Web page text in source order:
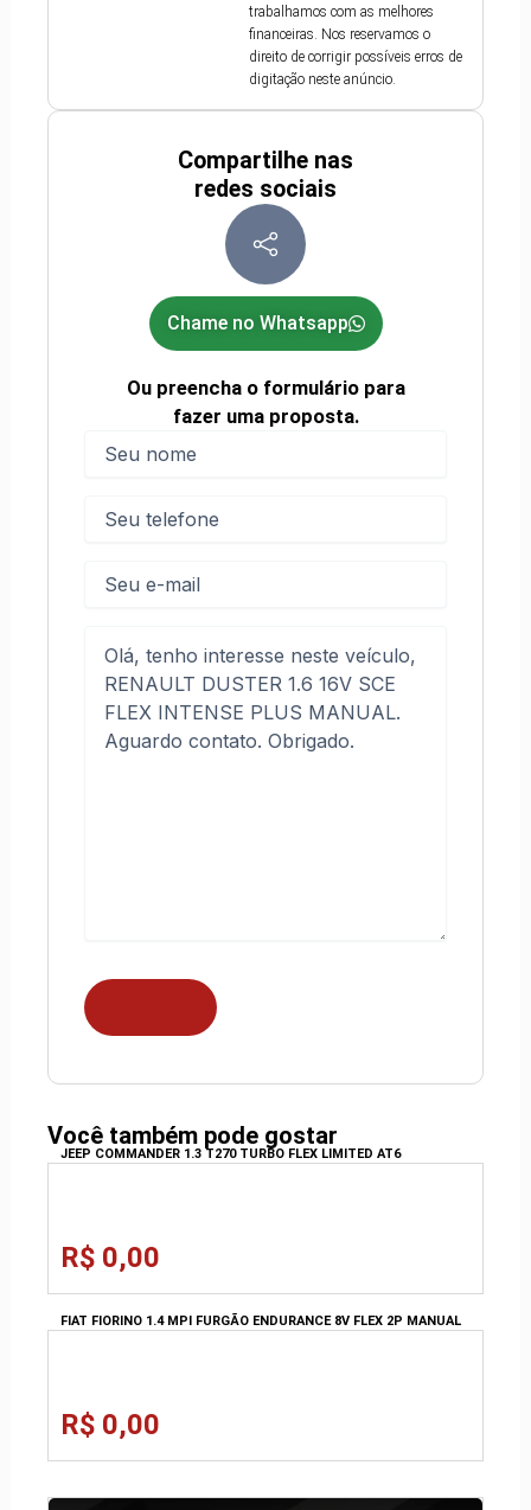
trabalhamos com as melhores
financeiras. Nos reservamos o
direito de corrigir possíveis erros de
digitação neste anúncio.
Compartilhe nas
redes sociais
Chame no Whatsapp
Ou preencha o formulário para
fazer uma proposta.
mail
Você também pode gostar
JEEP COMMANDER 1.3 T270 TURBO FLEX LIMITED AT6
R$ 0,00
FIAT FIORINO 1.4 MPI FURGÃO ENDURANCE 8V FLEX 2P MANUAL
R$ 0,00